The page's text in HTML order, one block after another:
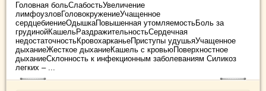
Головная больСлабостьУвеличение
лимфоузловГоловокружениеУчащенное
сердцебиениеОдышкаПовышенная утомляемостьБоль за
грудинойКашельРаздражительностьСердечная
недостаточностьКровохарканьеПриступы удушьяУчащенное
дыханиеЖесткое дыханиеКашель с кровьюПоверхностное
дыханиеСклонность к инфекционным заболеваниям Силикоз
легких – ...